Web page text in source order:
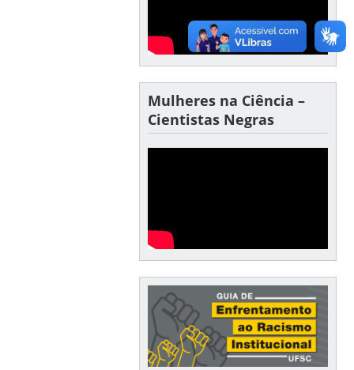
Mulheres na Ciência –
Cientistas Negras